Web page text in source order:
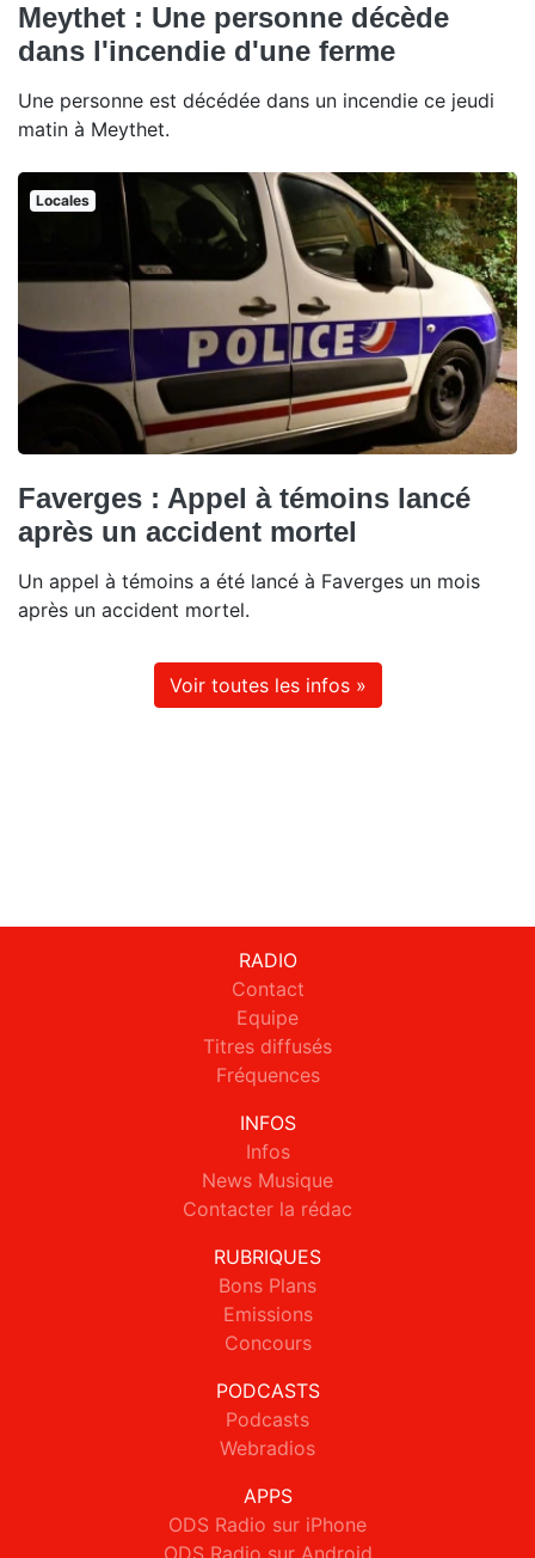
Meythet : Une personne décède
dans l'incendie d'une ferme
Une personne est décédée dans un incendie ce jeudi
matin à Meythet.
Locales
Faverges : Appel à témoins lancé
après un accident mortel
Un appel à témoins a été lancé à Faverges un mois
après un accident mortel.
Voir toutes les infos »
RADIO
Contact
Equipe
Titres diffusés
Fréquences
INFOS
Infos
News Musique
Contacter la rédac
RUBRIQUES
Bons Plans
Emissions
Concours
PODCASTS
Podcasts
Webradios
APPS
ODS Radio sur iPhone